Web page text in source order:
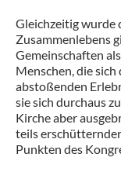
Gleichzeitig wurde
Zusammenlebens
Gemeinschaften
Menschen, die
abstoßenden
sie sich durchaus
Kirche aber
teils
Punkten des